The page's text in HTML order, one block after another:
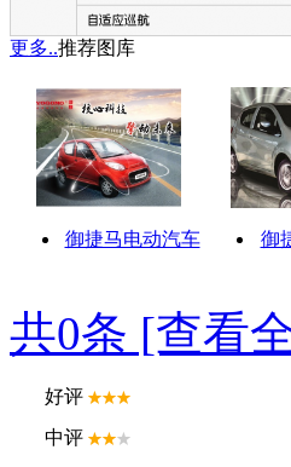
更多..推荐图库
御捷马电动汽车
御
共0条 [查看